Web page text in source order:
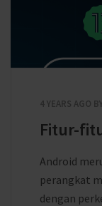
4 YEARS AGO BY
Fitur-
Android
perangkat
dengan